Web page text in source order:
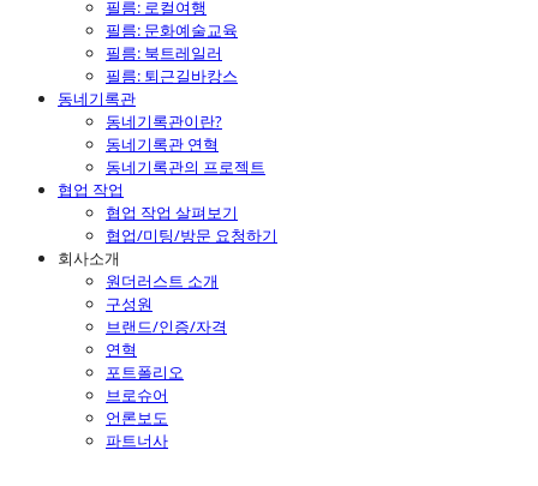
필름: 로컬여행
필름: 문화예술교육
필름: 북트레일러
필름: 퇴근길바캉스
동네기록관
동네기록관이란?
동네기록관 연혁
동네기록관의 프로젝트
협업 작업
협업 작업 살펴보기
협업/미팅/방문 요청하기
회사소개
원더러스트 소개
구성원
브랜드/인증/자격
연혁
포트폴리오
브로슈어
언론보도
파트너사